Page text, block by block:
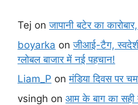
Tej onजापानी बटेर का
boyarka onजीआई-टैग,
ग्लोबल बाजार में नई पहचान!
Liam_P onमंडिया दिवस पर
vsingh on आम के बाग का